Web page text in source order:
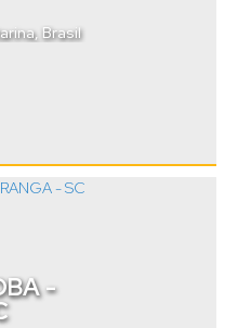
, Brasil
-